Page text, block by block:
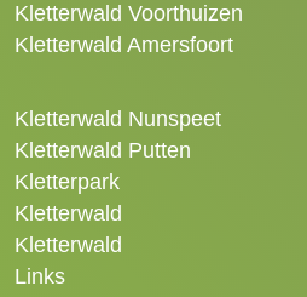
Kletterwald Voorthuizen
Kletterwald Amersfoort
Kletterwald Nunspeet
Kletterwald Putten
Kletterpark
Kletterwald
Kletterwald
Links